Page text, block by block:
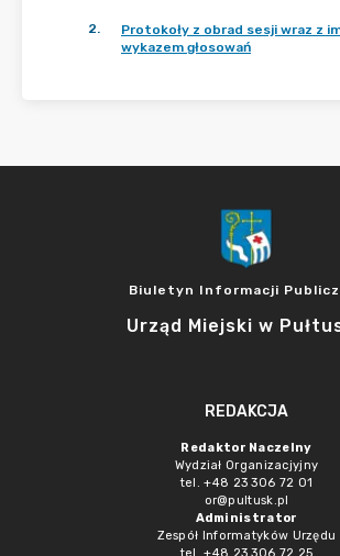
2.
Protokoły z obrad sesji wraz z
wykazem głosowań
Biuletyn Informacji
Urząd Miejski w
REDAKCJA
Redaktor Naczelny
Wydział Organizacjyjny
tel. +48 23 306 72 01
or@pultusk.pl
Administrator
Zespół Informatyków Urzędu